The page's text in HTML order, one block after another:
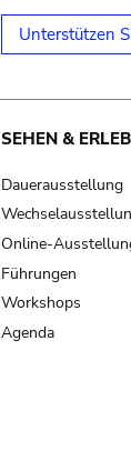
Unterstützen
SEHEN &
Dauerausstellung
Online-
Führungen
Workshops
Agenda